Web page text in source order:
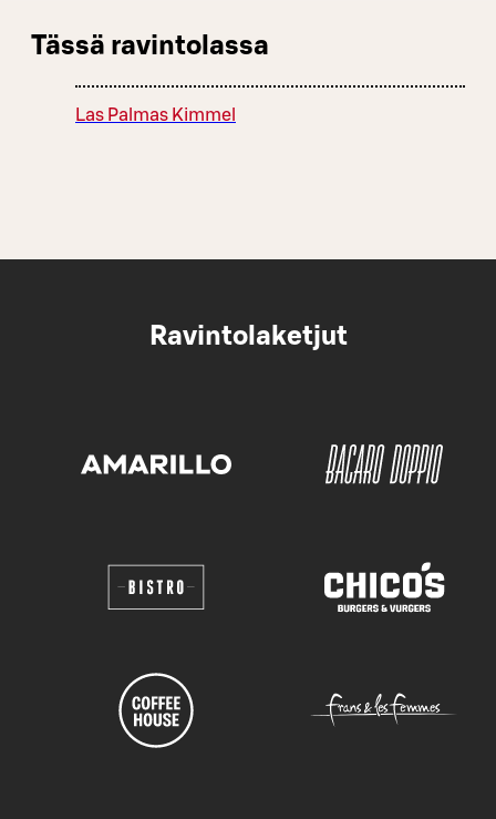
Tässä ravintolassa
Las Palmas Kimmel
Ravintolaketjut